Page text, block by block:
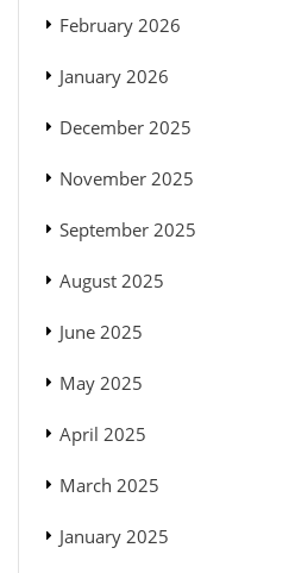
February 2026
January 2026
December 2025
November 2025
September 2025
August 2025
June 2025
May 2025
April 2025
March 2025
January 2025